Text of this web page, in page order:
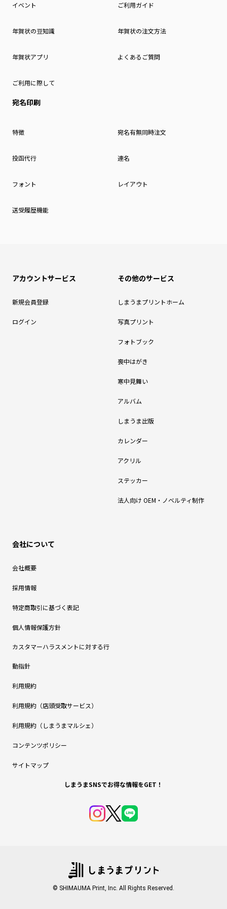
イベント ご利用ガイド
年賀状の豆知識 年賀状の注文方法
年賀状アプリ よくあるご質問
ご利用に際して
宛名印刷
特徴 宛名有無同時注文
投函代行 連名
フォント レイアウト
送受履歴機能
アカウントサービス
新規会員登録
ログイン
その他のサービス
しまうまプリントホーム
写真プリント
フォトブック
喪中はがき
寒中見舞い
アルバム
しまうま出版
カレンダー
アクリル
ステッカー
法人向け OEM・ノベルティ制作
会社について
会社概要
採用情報
特定商取引に基づく表記
個人情報保護方針
カスタマーハラスメントに対する行
動指針
利用規約
利用規約（店頭受取サービス）
利用規約（しまうまマルシェ）
コンテンツポリシー
サイトマップ
しまうまSNSでお得な情報をGET！
© SHIMAUMA Print, Inc. All Rights Reserved.